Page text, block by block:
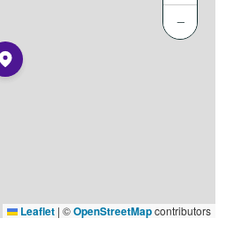
−
Leaflet | ©OpenStreetMapcontributors